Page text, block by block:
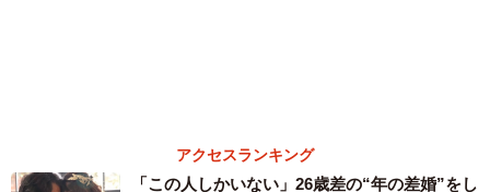
た夫婦 出会いは？反対する声はなかった？
今の思いを聞いた